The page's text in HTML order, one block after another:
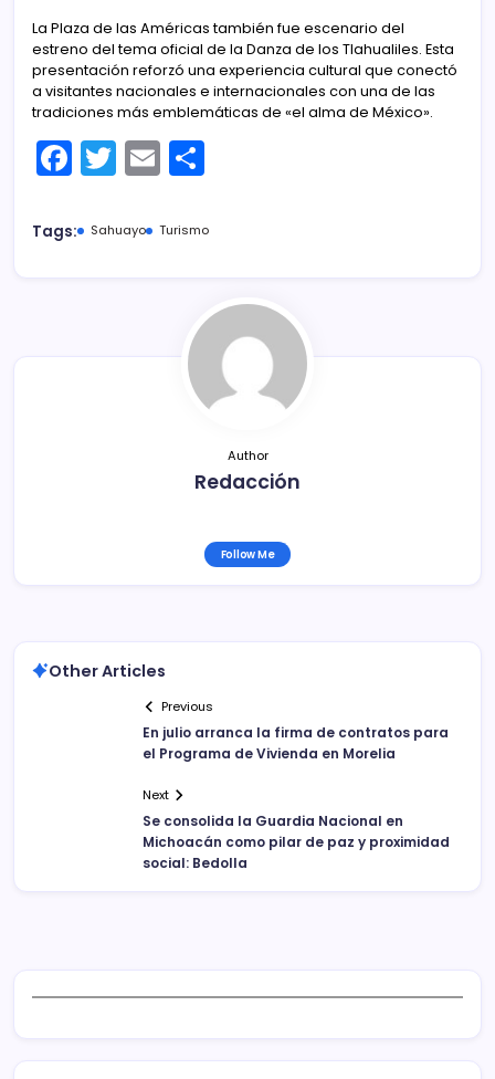
La Plaza de las Américas también fue escenario del
estreno del tema oficial de la Danza de los Tlahualiles. Esta
presentación reforzó una experiencia cultural que conectó
a visitantes nacionales e internacionales con una de las
tradiciones más emblemáticas de «el alma de México».
F
a
c
T
w
itt
E
m
ai m
ar
tir
Tags: Sahuayo Turismo
Author
Redacción
Follow Me
Other Articles
Previous
En julio arranca la firma de contratos para
el Programa de Vivienda en Morelia
Next
Se consolida la Guardia Nacional en
Michoacán como pilar de paz y proximidad
social: Bedolla